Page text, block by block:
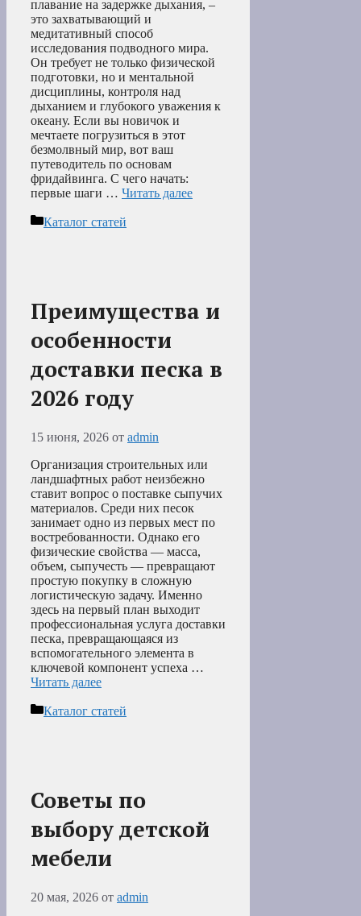
плавание на задержке дыхания, –
это захватывающий и
медитативный способ
исследования подводного мира.
Он требует не только физической
подготовки, но и ментальной
дисциплины, контроля над
дыханием и глубокого уважения к
океану. Если вы новичок и
мечтаете погрузиться в этот
безмолвный мир, вот ваш
путеводитель по основам
фридайвинга. С чего начать:
первые шаги … Читать далее
Рубрики
Каталог статей
Преимущества и
особенности
доставки песка в
2026 году
15 июня, 2026 от admin
Организация строительных или
ландшафтных работ неизбежно
ставит вопрос о поставке сыпучих
материалов. Среди них песок
занимает одно из первых мест по
востребованности. Однако его
физические свойства — масса,
объем, сыпучесть — превращают
простую покупку в сложную
логистическую задачу. Именно
здесь на первый план выходит
профессиональная услуга доставки
песка, превращающаяся из
вспомогательного элемента в
ключевой компонент успеха …
Читать далее
Рубрики
Каталог статей
Советы по
выбору детской
мебели
20 мая, 2026 от admin